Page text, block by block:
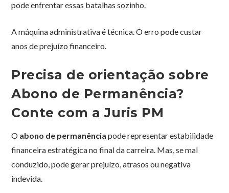
pode enfrentar essas batalhas sozinho.
A máquina administrativa é técnica. O erro pode custar
anos de prejuízo financeiro.
Precisa de orientação sobre
Abono de Permanência?
Conte com a Juris PM
O abono de permanência pode representar estabilidade
financeira estratégica no final da carreira. Mas, se mal
conduzido, pode gerar prejuízo, atrasos ou negativa
indevida.